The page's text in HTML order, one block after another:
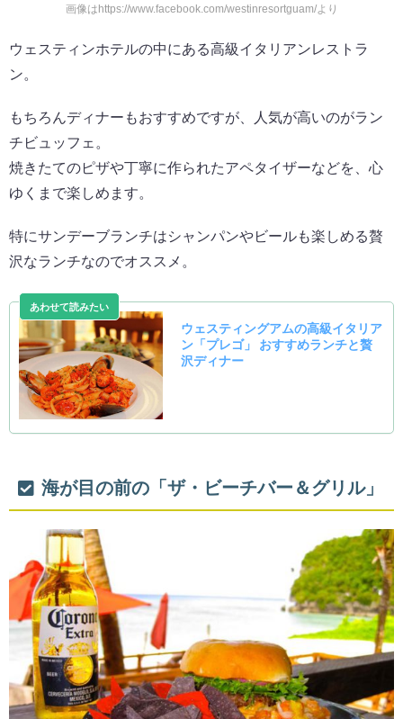
画像はhttps://www.facebook.com/westinresortguam/より
ウェスティンホテルの中にある高級イタリアンレストラ
ン。
もちろんディナーもおすすめですが、人気が高いのがラン
チビュッフェ。
焼きたてのピザや丁寧に作られたアペタイザーなどを、心
ゆくまで楽しめます。
特にサンデーブランチはシャンパンやビールも楽しめる贅
沢なランチなのでオススメ。
海が目の前の「ザ・ビーチバー＆グリル」